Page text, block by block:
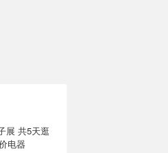
展 共5天逛
电器